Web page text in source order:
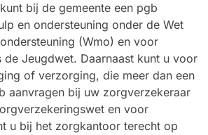
bij de gemeente een pgb
en ondersteuning onder de Wet
(Wmo) en voor
de Jeugdwet. Daarnaast kunt u voor
of verzorging, die meer dan een
aanvragen bij uw zorgverzekeraar
en voor
u bij het zorgkantoor terecht op